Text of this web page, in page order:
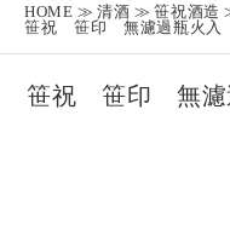
HOME 清酒
笹祝酒造
笹祝 笹印 無濾過瓶火入
笹祝 笹印 無濾